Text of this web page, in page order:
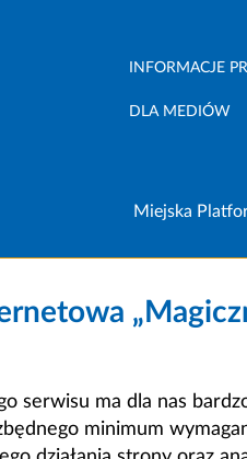
INFORMACJE
DLA MEDIÓW
Miejska
serwisu ma dla nas
minimum